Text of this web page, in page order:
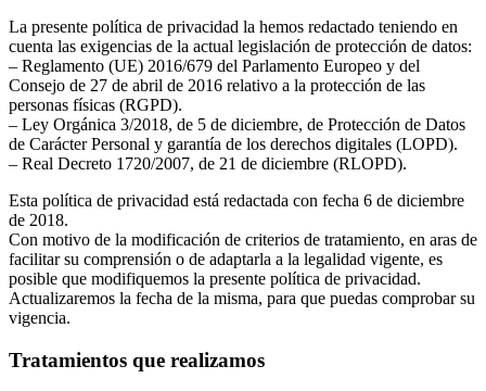
La presente política de privacidad la hemos redactado teniendo en
cuenta las exigencias de la actual legislación de protección de datos:
– Reglamento (UE) 2016/679 del Parlamento Europeo y del
Consejo de 27 de abril de 2016 relativo a la protección de las
personas físicas (RGPD).
– Ley Orgánica 3/2018, de 5 de diciembre, de Protección de Datos
de Carácter Personal y garantía de los derechos digitales (LOPD).
– Real Decreto 1720/2007, de 21 de diciembre (RLOPD).
Esta política de privacidad está redactada con fecha 6 de diciembre
de 2018.
Con motivo de la modificación de criterios de tratamiento, en aras de
facilitar su comprensión o de adaptarla a la legalidad vigente, es
posible que modifiquemos la presente política de privacidad.
Actualizaremos la fecha de la misma, para que puedas comprobar su
vigencia.
Tratamientos que realizamos